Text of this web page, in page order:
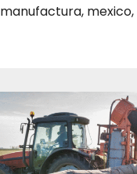
manufactura, mexico,